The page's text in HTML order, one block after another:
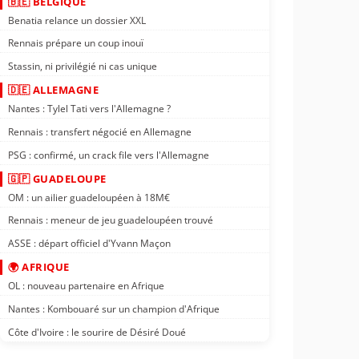
Benatia relance un dossier XXL
Rennais prépare un coup inouï
Stassin, ni privilégié ni cas unique
🇩🇪 ALLEMAGNE
Nantes : Tylel Tati vers l'Allemagne ?
Rennais : transfert négocié en Allemagne
PSG : confirmé, un crack file vers l'Allemagne
🇬🇵 GUADELOUPE
OM : un ailier guadeloupéen à 18M€
Rennais : meneur de jeu guadeloupéen trouvé
ASSE : départ officiel d'Yvann Maçon
🌍 AFRIQUE
OL : nouveau partenaire en Afrique
Nantes : Kombouaré sur un champion d'Afrique
Côte d'Ivoire : le sourire de Désiré Doué